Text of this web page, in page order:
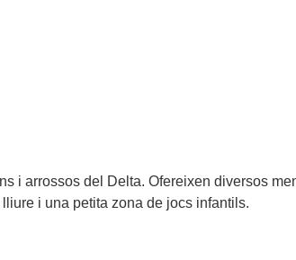
i arrossos del Delta. Ofereixen diversos
i una petita zona de jocs infantils.